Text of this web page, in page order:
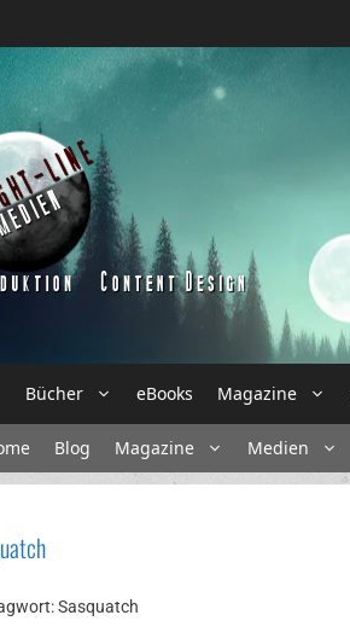
Bücher eBooks Magazine
Blog Magazine Medien
Sasquatch